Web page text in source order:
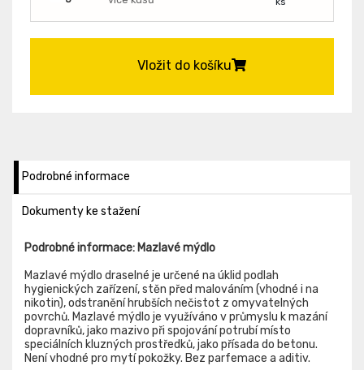
Vložit do košíku
Podrobné informace
Dokumenty ke stažení
Podrobné informace: Mazlavé mýdlo
Mazlavé mýdlo draselné je určené na úklid podlah
hygienických zařízení, stěn před malováním (vhodné i na
nikotin), odstranění hrubších nečistot z omyvatelných
povrchů. Mazlavé mýdlo je využíváno v průmyslu k mazání
dopravníků, jako mazivo při spojování potrubí místo
speciálních kluzných prostředků, jako přísada do betonu.
Není vhodné pro mytí pokožky. Bez parfemace a aditiv.